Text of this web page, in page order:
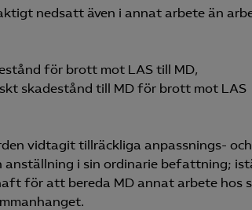
nedsatt även i annat arbete än
för brott mot LAS till MD,
skadestånd till MD för brott mot LAS
vidtagit tillräckliga anpassnings- och
i sin ordinarie befattning;
för att bereda MD annat arbete hos